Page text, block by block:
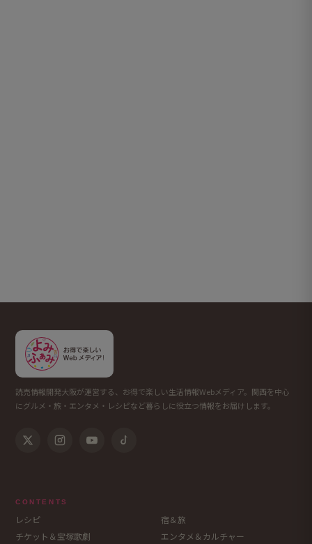
読売情報開発大阪が運営する、お得で楽しい生活情報Webメディア。関西を中心
にグルメ・旅・エンタメ・レシピなど暮らしに役立つ情報をお届けします。
CONTENTS
レシピ
宿＆旅
チケット＆宝塚歌劇
エンタメ＆カルチャー